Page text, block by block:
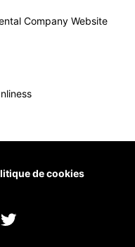
Company Website
de cookies